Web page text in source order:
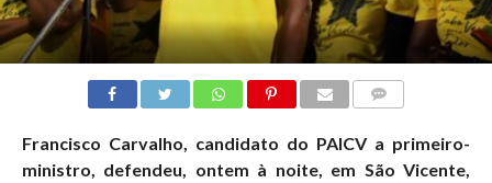
Francisco Carvalho, candidato do PAICV a primeiro-
ministro, defendeu, ontem à noite, em São Vicente,